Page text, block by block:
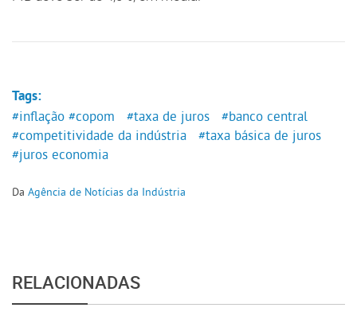
Tags:
#inflação #copom #taxa de juros
#banco central
#competitividade da indústria
#taxa básica de juros
#juros economia
Da Agência de Notícias da Indústria
RELACIONADAS